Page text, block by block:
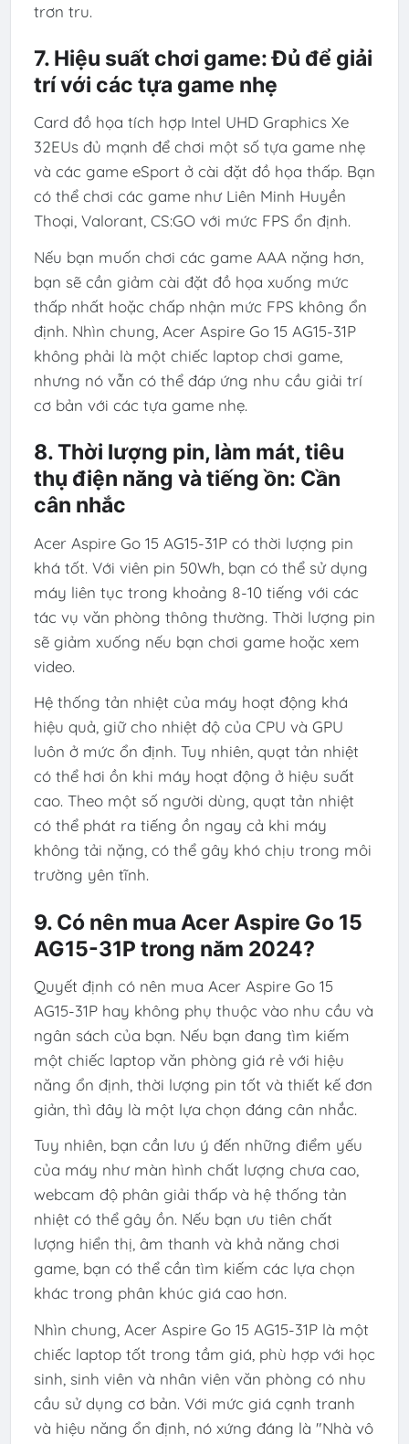
trơn tru.
7. Hiệu suất chơi game: Đủ để giải
trí với các tựa game nhẹ
Card đồ họa tích hợp Intel UHD Graphics Xe
32EUs đủ mạnh để chơi một số tựa game nhẹ
và các game eSport ở cài đặt đồ họa thấp. Bạn
có thể chơi các game như Liên Minh Huyền
Thoại, Valorant, CS:GO với mức FPS ổn định.
Nếu bạn muốn chơi các game AAA nặng hơn,
bạn sẽ cần giảm cài đặt đồ họa xuống mức
thấp nhất hoặc chấp nhận mức FPS không ổn
định. Nhìn chung, Acer Aspire Go 15 AG15-31P
không phải là một chiếc laptop chơi game,
nhưng nó vẫn có thể đáp ứng nhu cầu giải trí
cơ bản với các tựa game nhẹ.
8. Thời lượng pin, làm mát, tiêu
thụ điện năng và tiếng ồn: Cần
cân nhắc
Acer Aspire Go 15 AG15-31P có thời lượng pin
khá tốt. Với viên pin 50Wh, bạn có thể sử dụng
máy liên tục trong khoảng 8-10 tiếng với các
tác vụ văn phòng thông thường. Thời lượng pin
sẽ giảm xuống nếu bạn chơi game hoặc xem
video.
Hệ thống tản nhiệt của máy hoạt động khá
hiệu quả, giữ cho nhiệt độ của CPU và GPU
luôn ở mức ổn định. Tuy nhiên, quạt tản nhiệt
có thể hơi ồn khi máy hoạt động ở hiệu suất
cao. Theo một số người dùng, quạt tản nhiệt
có thể phát ra tiếng ồn ngay cả khi máy
không tải nặng, có thể gây khó chịu trong môi
trường yên tĩnh.
9. Có nên mua Acer Aspire Go 15
AG15-31P trong năm 2024?
Quyết định có nên mua Acer Aspire Go 15
AG15-31P hay không phụ thuộc vào nhu cầu và
ngân sách của bạn. Nếu bạn đang tìm kiếm
một chiếc laptop văn phòng giá rẻ với hiệu
năng ổn định, thời lượng pin tốt và thiết kế đơn
giản, thì đây là một lựa chọn đáng cân nhắc.
Tuy nhiên, bạn cần lưu ý đến những điểm yếu
của máy như màn hình chất lượng chưa cao,
webcam độ phân giải thấp và hệ thống tản
nhiệt có thể gây ồn. Nếu bạn ưu tiên chất
lượng hiển thị, âm thanh và khả năng chơi
game, bạn có thể cần tìm kiếm các lựa chọn
khác trong phân khúc giá cao hơn.
Nhìn chung, Acer Aspire Go 15 AG15-31P là một
chiếc laptop tốt trong tầm giá, phù hợp với học
sinh, sinh viên và nhân viên văn phòng có nhu
cầu sử dụng cơ bản. Với mức giá cạnh tranh
và hiệu năng ổn định, nó xứng đáng là "Nhà vô